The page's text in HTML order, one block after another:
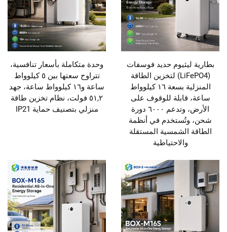
بطارية ليثيوم حديد فوسفات
(LiFePO4) لتخزين الطاقة
المنزلية بسعة ١٦ كيلوواط
ساعة، قابلة للوقوف على
الأرض، وتدعم ٦٠٠٠ دورة
شحن، وتُستخدم في أنظمة
الطاقة الشمسية المستقلة
والاحتياطية
وحدة متكاملة بأسعار تنافسية،
تتراوح سعتها بين ٥ كيلوواط
ساعة و١٦ كيلوواط ساعة، جهد
٥١,٢ فولت، نظام تخزين طاقة
منزلي بتصنيف حماية IP21